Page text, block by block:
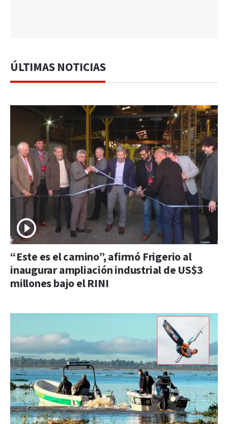
ÚLTIMAS NOTICIAS
“Este es el camino”, afirmó Frigerio al
inaugurar ampliación industrial de US$3
millones bajo el RINI